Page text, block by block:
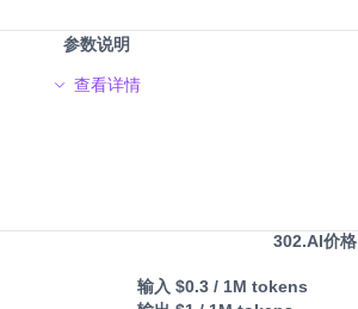
参数说明
查看详情
302.AI价格
输入 $0.3 / 1M tokens